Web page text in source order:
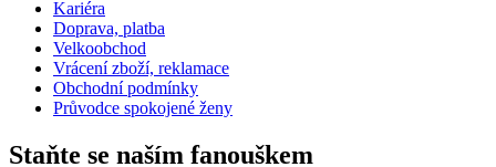
Kariéra
Doprava, platba
Velkoobchod
Vrácení zboží, reklamace
Obchodní podmínky
Průvodce spokojené ženy
Staňte se naším fanouškem